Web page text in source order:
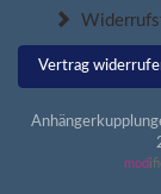
Vertrag
mod